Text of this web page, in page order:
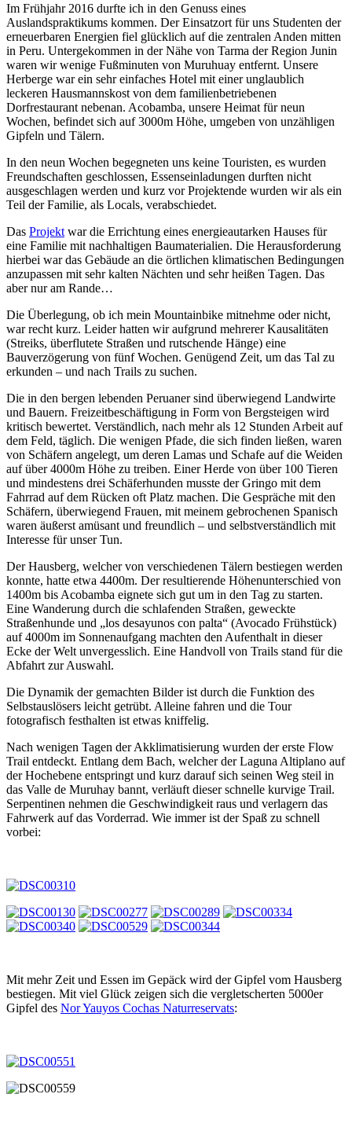
Im Frühjahr 2016 durfte ich in den Genuss eines
Auslandspraktikums kommen. Der Einsatzort für uns Studenten der
erneuerbaren Energien fiel glücklich auf die zentralen Anden mitten
in Peru. Untergekommen in der Nähe von Tarma der Region Junin
waren wir wenige Fußminuten von Muruhuay entfernt. Unsere
Herberge war ein sehr einfaches Hotel mit einer unglaublich
leckeren Hausmannskost von dem familienbetriebenen
Dorfrestaurant nebenan. Acobamba, unsere Heimat für neun
Wochen, befindet sich auf 3000m Höhe, umgeben von unzähligen
Gipfeln und Tälern.
In den neun Wochen begegneten uns keine Touristen, es wurden
Freundschaften geschlossen, Essenseinladungen durften nicht
ausgeschlagen werden und kurz vor Projektende wurden wir als ein
Teil der Familie, als Locals, verabschiedet.
Das Projekt war die Errichtung eines energieautarken Hauses für
eine Familie mit nachhaltigen Baumaterialien. Die Herausforderung
hierbei war das Gebäude an die örtlichen klimatischen Bedingungen
anzupassen mit sehr kalten Nächten und sehr heißen Tagen. Das
aber nur am Rande…
Die Überlegung, ob ich mein Mountainbike mitnehme oder nicht,
war recht kurz. Leider hatten wir aufgrund mehrerer Kausalitäten
(Streiks, überflutete Straßen und rutschende Hänge) eine
Bauverzögerung von fünf Wochen. Genügend Zeit, um das Tal zu
erkunden – und nach Trails zu suchen.
Die in den bergen lebenden Peruaner sind überwiegend Landwirte
und Bauern. Freizeitbeschäftigung in Form von Bergsteigen wird
kritisch bewertet. Verständlich, nach mehr als 12 Stunden Arbeit auf
dem Feld, täglich. Die wenigen Pfade, die sich finden ließen, waren
von Schäfern angelegt, um deren Lamas und Schafe auf die Weiden
auf über 4000m Höhe zu treiben. Einer Herde von über 100 Tieren
und mindestens drei Schäferhunden musste der Gringo mit dem
Fahrrad auf dem Rücken oft Platz machen. Die Gespräche mit den
Schäfern, überwiegend Frauen, mit meinem gebrochenen Spanisch
waren äußerst amüsant und freundlich – und selbstverständlich mit
Interesse für unser Tun.
Der Hausberg, welcher von verschiedenen Tälern bestiegen werden
konnte, hatte etwa 4400m. Der resultierende Höhenunterschied von
1400m bis Acobamba eignete sich gut um in den Tag zu starten.
Eine Wanderung durch die schlafenden Straßen, geweckte
Straßenhunde und „los desayunos con palta“ (Avocado Frühstück)
auf 4000m im Sonnenaufgang machten den Aufenthalt in dieser
Ecke der Welt unvergesslich. Eine Handvoll von Trails stand für die
Abfahrt zur Auswahl.
Die Dynamik der gemachten Bilder ist durch die Funktion des
Selbstauslösers leicht getrübt. Alleine fahren und die Tour
fotografisch festhalten ist etwas kniffelig.
Nach wenigen Tagen der Akklimatisierung wurden der erste Flow
Trail entdeckt. Entlang dem Bach, welcher der Laguna Altiplano auf
der Hochebene entspringt und kurz darauf sich seinen Weg steil in
das Valle de Muruhay bannt, verläuft dieser schnelle kurvige Trail.
Serpentinen nehmen die Geschwindigkeit raus und verlagern das
Fahrwerk auf das Vorderrad. Wie immer ist der Spaß zu schnell
vorbei:
Mit mehr Zeit und Essen im Gepäck wird der Gipfel vom Hausberg
bestiegen. Mit viel Glück zeigen sich die vergletscherten 5000er
Gipfel des Nor Yauyos Cochas Naturreservats: